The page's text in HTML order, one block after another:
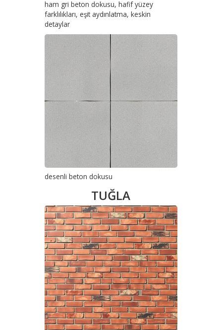
ham gri beton dokusu, hafif yüzey
farklılıkları, eşit aydınlatma, keskin
detaylar
desenli beton dokusu
TUĞLA